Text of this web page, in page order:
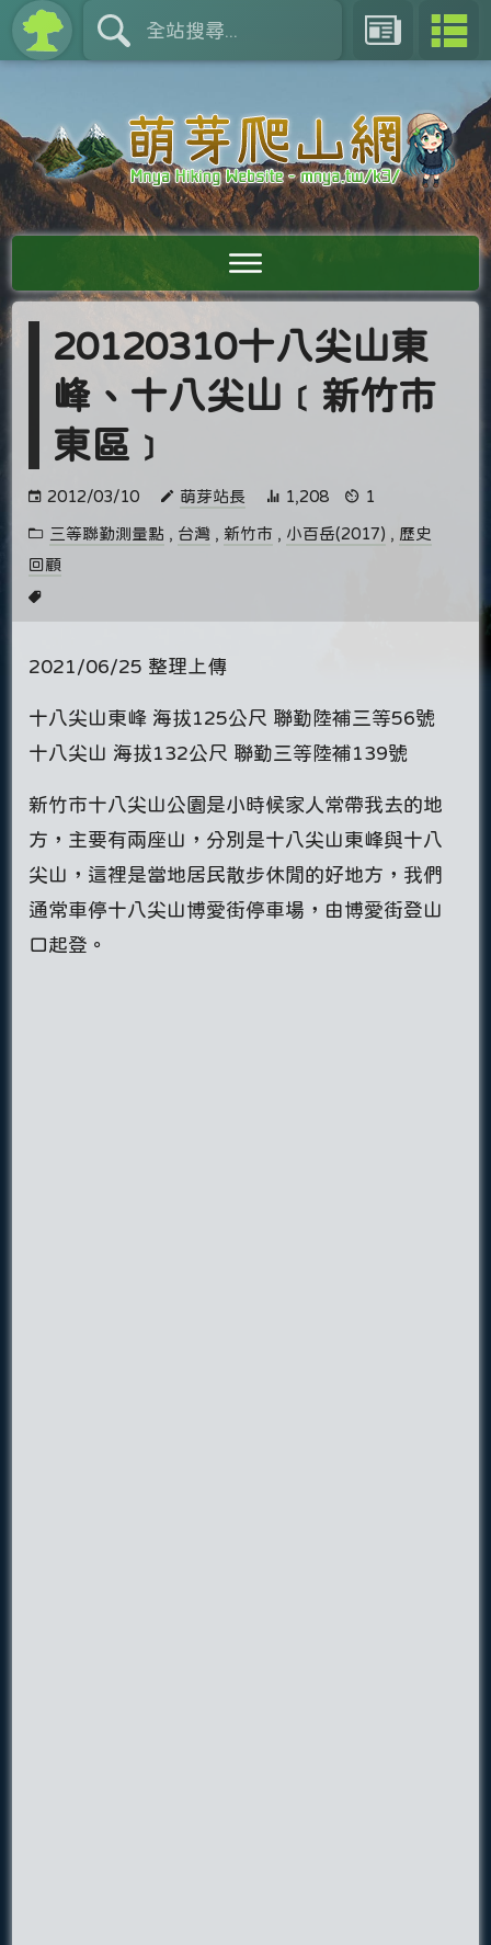
20120310十八尖山東
峰、十八尖山﹝新竹市
東區﹞
2012/03/10 萌芽站長 1,208 1
三等聯勤測量點 , 台灣 , 新竹市 , 小百岳(2017) , 歷史
回顧
2021/06/25 整理上傳
十八尖山東峰 海拔125公尺 聯勤陸補三等56號
十八尖山 海拔132公尺 聯勤三等陸補139號
新竹市十八尖山公園是小時候家人常帶我去的地
方，主要有兩座山，分別是十八尖山東峰與十八
尖山，這裡是當地居民散步休閒的好地方，我們
通常車停十八尖山博愛街停車場，由博愛街登山
口起登。